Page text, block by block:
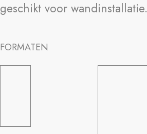
geschikt voor wandinstallatie.
FORMATEN